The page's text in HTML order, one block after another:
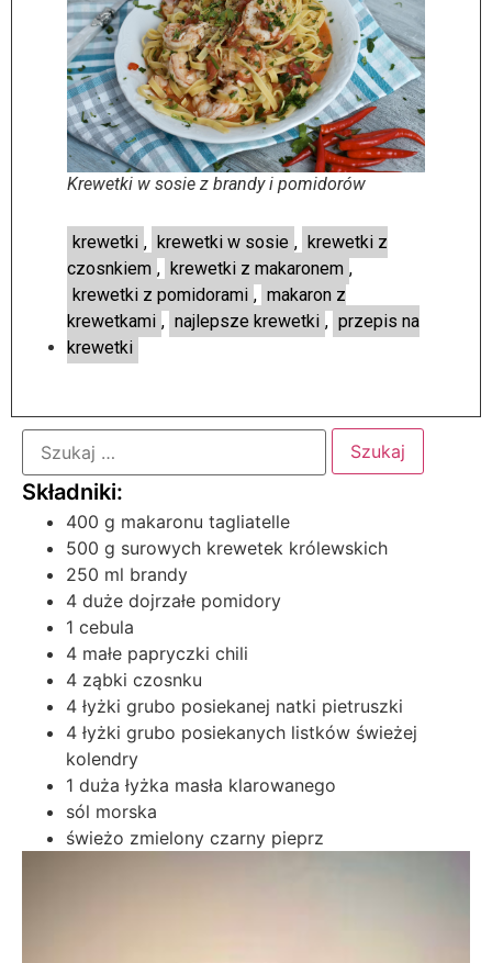
Krewetki w sosie z brandy i pomidorów
krewetki , krewetki w sosie , krewetki z
czosnkiem , krewetki z makaronem ,
krewetki z pomidorami , makaron z
krewetkami , najlepsze krewetki , przepis na
krewetki
400 g makaronu tagliatelle
500 g surowych krewetek królewskich
250 ml brandy
4 duże dojrzałe pomidory
1 cebula
4 małe papryczki chili
4 ząbki czosnku
4 łyżki grubo posiekanej natki pietruszki
4 łyżki grubo posiekanych listków świeżej
kolendry
1 duża łyżka masła klarowanego
sól morska
świeżo zmielony czarny pieprz